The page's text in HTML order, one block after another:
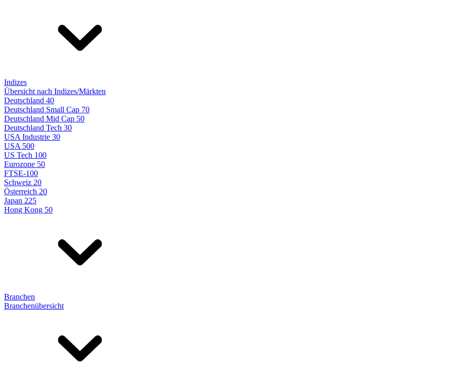
Indizes
Übersicht nach Indizes/Märkten
Deutschland 40
Deutschland Small Cap 70
Deutschland Mid Cap 50
Deutschland Tech 30
USA Industrie 30
USA 500
US Tech 100
Eurozone 50
FTSE-100
Schweiz 20
Österreich 20
Japan 225
Hong Kong 50
Branchen
Branchenübersicht